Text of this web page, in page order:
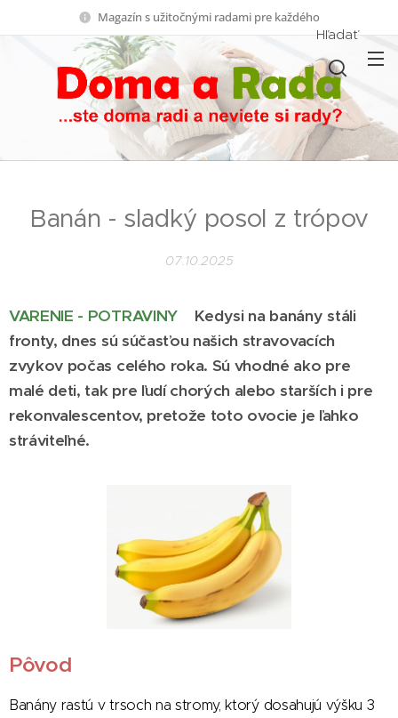
Magazín s užitočnými radami pre každého
Hľadať
Banán - sladký posol z trópov
07.10.2025
VARENIE - POTRAVINY
Kedysi na banány stáli
fronty, dnes sú súčasťou našich stravovacích
zvykov počas celého roka. Sú vhodné ako pre
malé deti, tak pre ľudí chorých alebo starších i pre
rekonvalescentov, pretože toto ovocie je ľahko
stráviteľné.
Pôvod
Banány rastú v trsoch na stromy, ktorý dosahujú výšku 3